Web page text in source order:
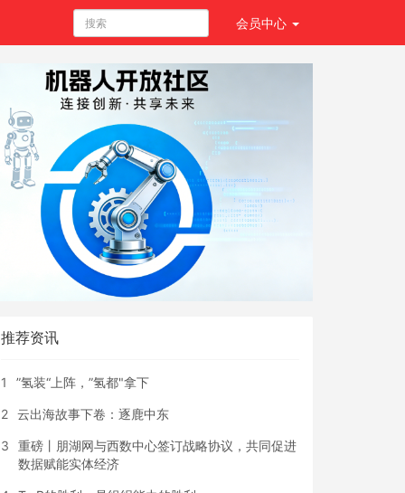
会员中心
推荐资讯
1 ”氢装“上阵，”氢都"拿下
2 云出海故事下卷：逐鹿中东
3
重磅丨朋湖网与西数中心签订战略协议，共同促进
数据赋能实体经济